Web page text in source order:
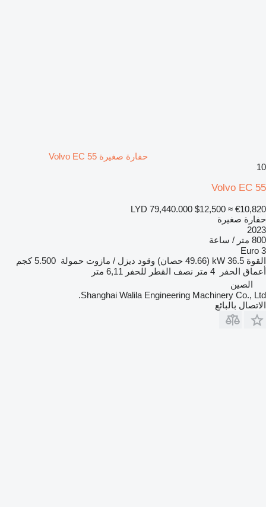
حفارة صغيرة Volvo EC 55
10
Volvo EC 55
LYD 79,440.000 $12,500 ≈ €10,820
حفارة صغيرة
2023
800 متر / ساعة
Euro 3
القوة 36.5 kW (49.66 حصان) وقود ديزل / مازوت حمولة 5.500 كجم
أعماق الحفر
4 متر نصف القطر للحفر 6,11 متر
الصين
Shanghai Walila Engineering Machinery Co., Ltd.
الاتصال بالبائع